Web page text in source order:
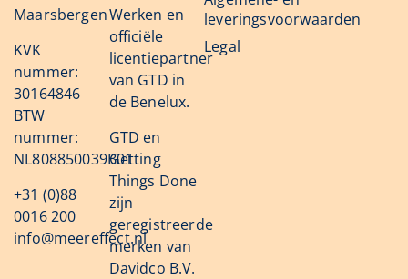
Maarsbergen
KVK
nummer:
30164846
BTW
nummer:
NL808850039B01
+31 (0)88
0016 200
info@meereffect.nl
Werken en
officiële
licentiepartner
van GTD in
de Benelux.
GTD en
Getting
Things Done
zijn
geregistreerde
merken van
Davidco B.V.
leveringsvoorwaarden
Legal